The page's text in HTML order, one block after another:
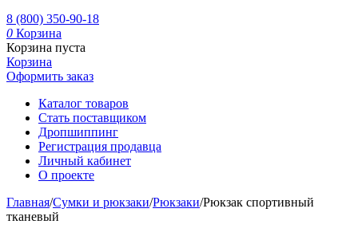
8 (800) 350-90-18
0 Корзина
Корзина пуста
Корзина
Оформить заказ
Каталог товаров
Стать поставщиком
Дропшиппинг
Регистрация продавца
Личный кабинет
О проекте
Главная/Сумки и рюкзаки/Рюкзаки/Рюкзак спортивный
тканевый